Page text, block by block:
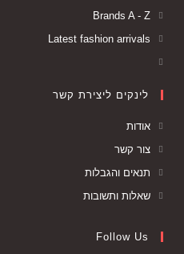
Brands A - Z
Latest fashion arrivals
לינקים ליצירת קשר
אודות
צור קשר
תנאים והגבלות
שאלות ותשובות
Follow Us